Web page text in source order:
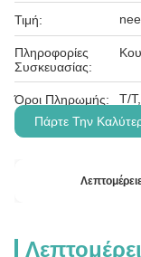
Τιμή:
Πληροφορίες
Συσκευασίας:
Όροι Πληρωμής:
Τ/
Πάρτε Την